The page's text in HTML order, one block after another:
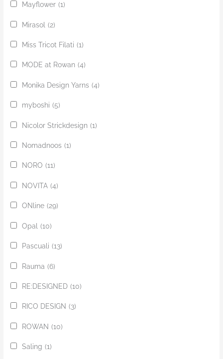
Mayflower (1)
Mirasol (2)
Miss Tricot Filati (1)
MODE at Rowan (4)
Monika Design Yarns (4)
myboshi (5)
Nicolor Strickdesign (1)
Nomadnoos (1)
NORO (11)
NOVITA (4)
ONline (29)
Opal (10)
Pascuali (13)
Rauma (6)
RE:DESIGNED (10)
RICO DESIGN (3)
ROWAN (10)
Saling (1)